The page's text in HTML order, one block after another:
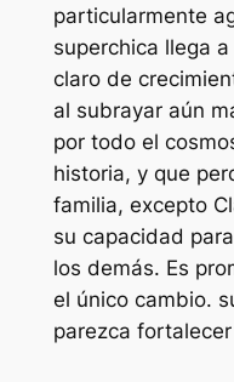
particularmente
superchica llega
claro de
al subrayar aún
por todo el
historia, y que
familia, excepto
su capacidad
los demás. Es
el único cambio.
parezca